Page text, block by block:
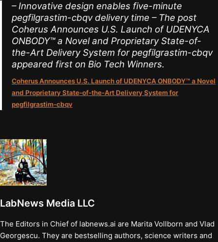
– Innovative design enables five-minute
pegfilgrastim-cbqv delivery time – The post
Coherus Announces U.S. Launch of UDENYCA
ONBODY™ a Novel and Proprietary State-of-
the-Art Delivery System for pegfilgrastim-cbqv
appeared first on Bio Tech Winners.
Coherus Announces U.S. Launch of UDENYCA ONBODY™ a Novel
and Proprietary State-of-the-Art Delivery System for
pegfilgrastim-cbqv
LabNews Media LLC
The Editors in Chief of labnews.ai are Marita Vollborn and Vlad
Georgescu. They are bestselling authors, science writers and